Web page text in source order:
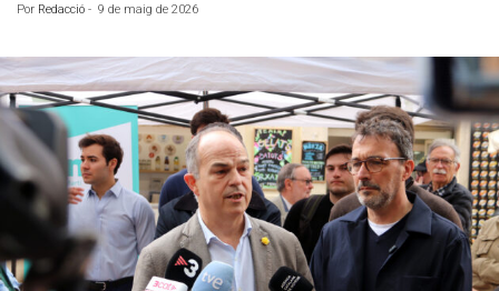
Por Redacció - 9 de maig de 2026